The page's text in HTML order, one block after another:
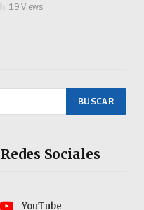
19 Views
Sociales
YouTube